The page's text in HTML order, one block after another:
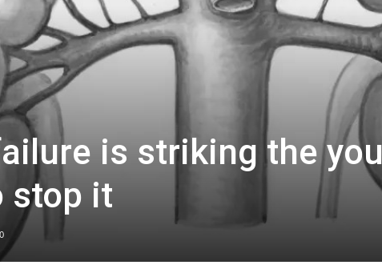
is striking the
stop it
0